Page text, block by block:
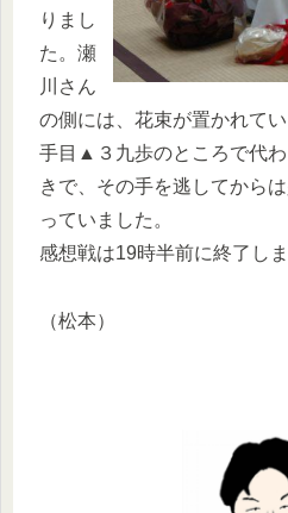
りまし
た。瀬
川さん
の側には、花束が置かれて
手目▲３九歩のところで代
きで、その手を逃してから
っていました。
感想戦は19時半前に終了しま
（松本）